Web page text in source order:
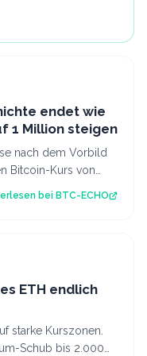
endet wie
1 Million steigen
nach dem Vorbild
Bitcoin-Kurs von
bei BTC-ECHO
ETH endlich
starke Kurszonen.
Schub bis 2.000